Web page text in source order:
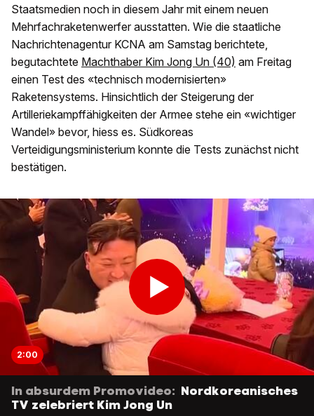
Staatsmedien noch in diesem Jahr mit einem neuen
Mehrfachraketenwerfer ausstatten. Wie die staatliche
Nachrichtenagentur KCNA am Samstag berichtete,
begutachtete Machthaber Kim Jong Un (40) am Freitag
einen Test des «technisch modernisierten»
Raketensystems. Hinsichtlich der Steigerung der
Artilleriekampffähigkeiten der Armee stehe ein «wichtiger
Wandel» bevor, hiess es. Südkoreas
Verteidigungsministerium konnte die Tests zunächst nicht
bestätigen.
2:00
In absurdem Promovideo: Nordkoreanisches
TV zelebriert Kim Jong Un